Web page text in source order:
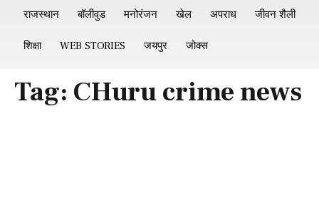
राजस्थान बॉलीवुड मनोरंजन खेल अपराध जीवन शैली
शिक्षा WEB STORIES जयपुर जोक्स
Tag: CHuru crime news